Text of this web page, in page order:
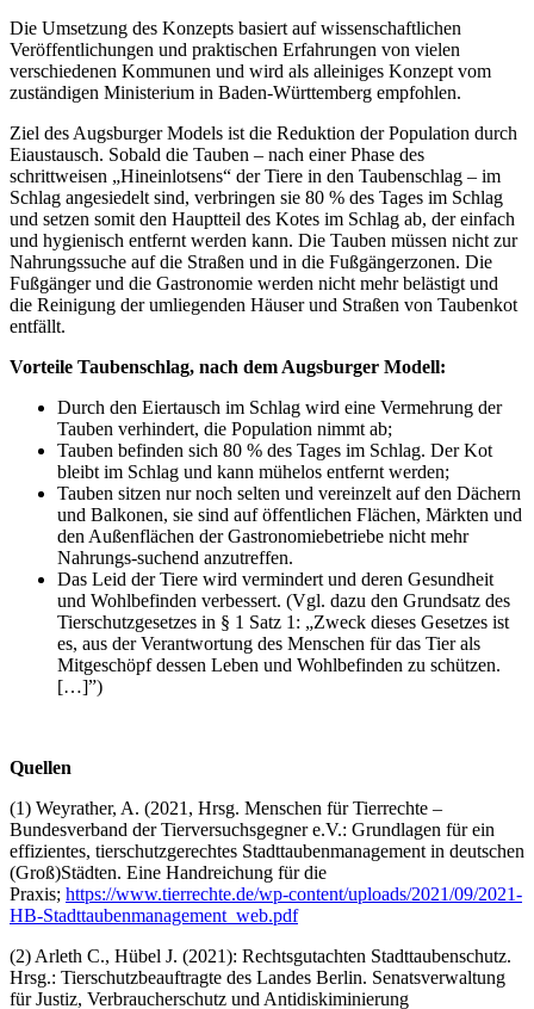
Die Umsetzung des Konzepts basiert auf wissenschaftlichen
Veröffentlichungen und praktischen Erfahrungen von vielen
verschiedenen Kommunen und wird als alleiniges Konzept vom
zuständigen Ministerium in Baden-Württemberg empfohlen.
Ziel des Augsburger Models ist die Reduktion der Population durch
Eiaustausch. Sobald die Tauben – nach einer Phase des
schrittweisen „Hineinlotsens“ der Tiere in den Taubenschlag – im
Schlag angesiedelt sind, verbringen sie 80 % des Tages im Schlag
und setzen somit den Hauptteil des Kotes im Schlag ab, der einfach
und hygienisch entfernt werden kann. Die Tauben müssen nicht zur
Nahrungssuche auf die Straßen und in die Fußgängerzonen. Die
Fußgänger und die Gastronomie werden nicht mehr belästigt und
die Reinigung der umliegenden Häuser und Straßen von Taubenkot
entfällt.
Vorteile Taubenschlag, nach dem Augsburger Modell:
Durch den Eiertausch im Schlag wird eine Vermehrung der
Tauben verhindert, die Population nimmt ab;
Tauben befinden sich 80 % des Tages im Schlag. Der Kot
bleibt im Schlag und kann mühelos entfernt werden;
Tauben sitzen nur noch selten und vereinzelt auf den Dächern
und Balkonen, sie sind auf öffentlichen Flächen, Märkten und
den Außenflächen der Gastronomiebetriebe nicht mehr
Nahrungs-suchend anzutreffen.
Das Leid der Tiere wird vermindert und deren Gesundheit
und Wohlbefinden verbessert. (Vgl. dazu den Grundsatz des
Tierschutzgesetzes in § 1 Satz 1: „Zweck dieses Gesetzes ist
es, aus der Verantwortung des Menschen für das Tier als
Mitgeschöpf dessen Leben und Wohlbefinden zu schützen.
[…]”)
Quellen
(1) Weyrather, A. (2021, Hrsg. Menschen für Tierrechte –
Bundesverband der Tierversuchsgegner e.V.: Grundlagen für ein
effizientes, tierschutzgerechtes Stadttaubenmanagement in deutschen
(Groß)Städten. Eine Handreichung für die
Praxis; https://www.tierrechte.de/wp-content/uploads/2021/09/2021-
HB-Stadttaubenmanagement_web.pdf
(2) Arleth C., Hübel J. (2021): Rechtsgutachten Stadttaubenschutz.
Hrsg.: Tierschutzbeauftragte des Landes Berlin. Senatsverwaltung
für Justiz, Verbraucherschutz und Antidiskiminierung